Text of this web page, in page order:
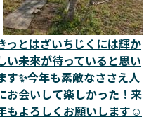
っとはざいちじくには輝か
い未來が待っていると思い
す✨今年も素敵なささえ人
お会いして楽しかった！来
もよろしくお願いします☺️